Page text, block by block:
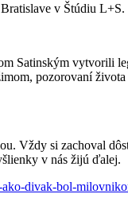
v Štúdiu
Satinským vytvorili
pozorovaní
Vždy si zachoval
v nás žijú ďalej.
ako-divak-bol-